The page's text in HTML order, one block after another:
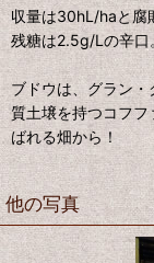
収量は30hL/haと腐
残糖は2.5g/Lの辛口
ブドウは、グラン
質土壌を持つコフ
ばれる畑から！
他の写真